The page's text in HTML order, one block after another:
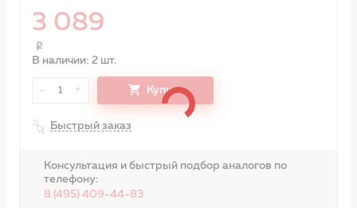
3 089
В наличии: 2 шт.
- 1 + Купить
Быстрый заказ
Консультация и быстрый подбор аналогов по
телефону:
8 (495) 409-44-83